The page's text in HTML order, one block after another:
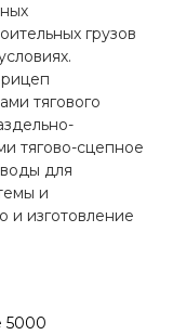
грузов
тягового
тягово-сцепное
для
и
и изготовление
5000